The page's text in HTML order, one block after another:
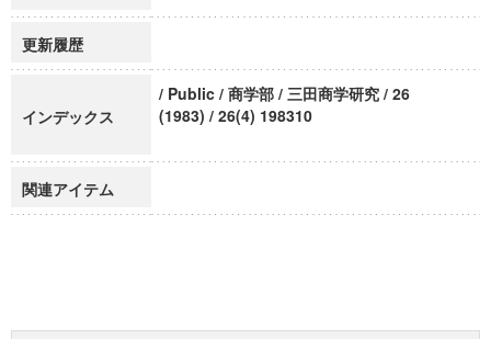
更新履歴
インデックス
/ Public / 商学部 / 三田商学研究 / 26
(1983) / 26(4) 198310
関連アイテム